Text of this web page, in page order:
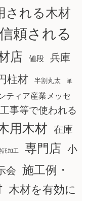
される木材
頼される
店 値段
兵庫
柱材 半割丸太 単
ティア産業メッセ
事等で使われる
用木材 在庫
託加工 専門店 小
会 施工例・
木材を有効に